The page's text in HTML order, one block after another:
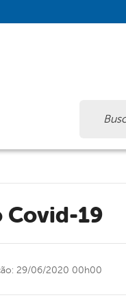
Covid-19
29/06/2020 00h00